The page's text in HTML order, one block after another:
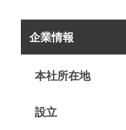
企業情報
本社所在地
設立